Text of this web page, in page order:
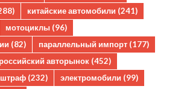
китайские автомобили (241)
мотоциклы (96)
(82) параллельный импорт (177)
российский авторынок (452)
штраф (232) электромобили (99)